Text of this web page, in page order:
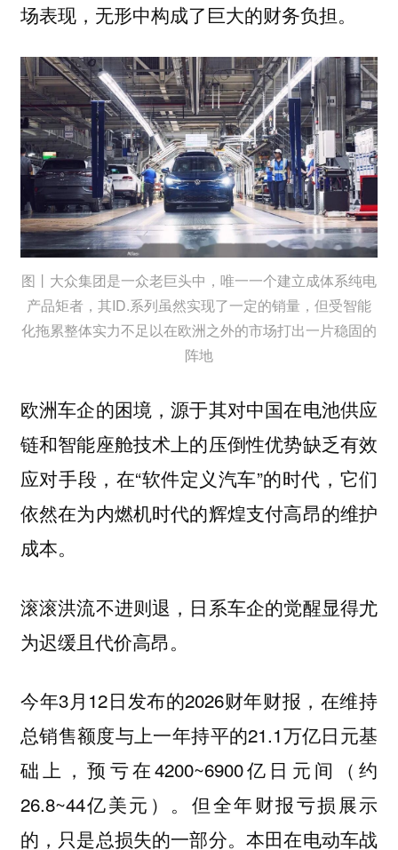
场表现，无形中构成了巨大的财务负担。
图丨大众集团是一众老巨头中，唯一一个建立成体系纯电
产品矩者，其ID.系列虽然实现了一定的销量，但受智能
化拖累整体实力不足以在欧洲之外的市场打出一片稳固的
阵地
欧洲车企的困境，源于其对中国在电池供应
链和智能座舱技术上的压倒性优势缺乏有效
应对手段，在“软件定义汽车”的时代，它们
依然在为内燃机时代的辉煌支付高昂的维护
成本。
滚滚洪流不进则退，日系车企的觉醒显得尤
为迟缓且代价高昂。
今年3月12日发布的2026财年财报，在维持
总销售额度与上一年持平的21.1万亿日元基
础上，预亏在4200~6900亿日元间（约
26.8~44亿美元）。但全年财报亏损展示
的，只是总损失的一部分。本田在电动车战